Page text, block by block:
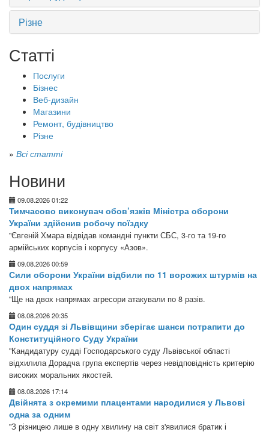
Різне
Статті
Послуги
Бізнес
Веб-дизайн
Магазини
Ремонт, будівництво
Різне
» Всі статті
Новини
09.08.2026 01:22
Тимчасово виконувач обов’язків Міністра оборони
України здійснив робочу поїздку
"Євгеній Хмара відвідав командні пункти СБС, 3-го та 19-го
армійських корпусів і корпусу «Азов».
09.08.2026 00:59
Сили оборони України відбили по 11 ворожих штурмів на
двох напрямах
"Ще на двох напрямах агресори атакували по 8 разів.
08.08.2026 20:35
Один суддя зі Львівщини зберігає шанси потрапити до
Конституційного Суду України
"Кандидатуру судді Господарського суду Львівської області
відхилила Дорадча група експертів через невідповідність критерію
високих моральних якостей.
08.08.2026 17:14
Двійнята з окремими плацентами народилися у Львові
одна за одним
"З різницею лише в одну хвилину на світ з'явилися братик і